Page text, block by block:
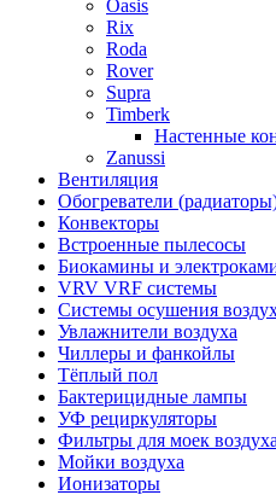
Oasis
Rix
Roda
Rover
Supra
Timberk
Настенные
Zanussi
Вентиляция
Обогреватели
Конвекторы
Встроенные пылесосы
Биокамины и
VRV VRF системы
Системы осушения
Увлажнители воздуха
Чиллеры и фанкойлы
Тёплый пол
Бактерицидные лампы
УФ рециркуляторы
Фильтры для моек воздуха
Мойки воздуха
Ионизаторы